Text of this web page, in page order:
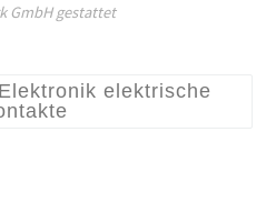
GmbH gestattet
elektrische